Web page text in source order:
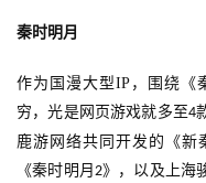
秦时明月
作为国漫大型IP ，围绕《
穷，光是网页游戏就多至4
鹿游网络共同开发的《新
《秦时明月 2》，以及上海